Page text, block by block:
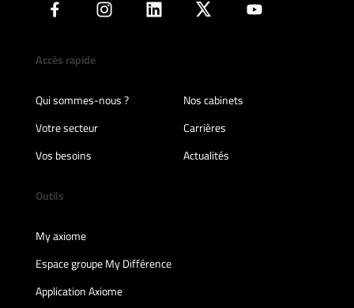
Accès rapide
Qui sommes-nous ?
Nos cabinets
Votre secteur
Carrières
Vos besoins
Actualités
Outils
My axiome
Espace groupe My Différence
Application Axiome